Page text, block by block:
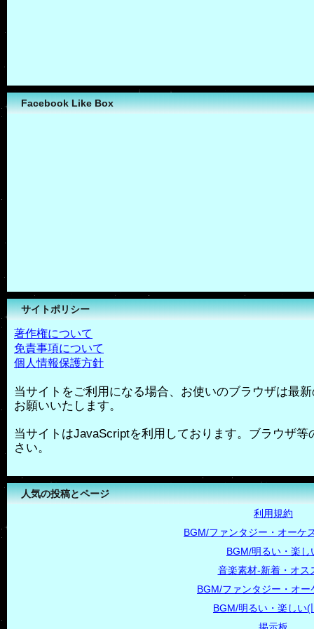
Facebook Like Box
サイトポリシー
著作権について
免責事項について
個人情報保護方針
当サイトをご利用になる場合、お使いのブラウザは最
お願いいたします。
当サイトはJavaScriptを利用しております。ブラウザ
さい。
人気の投稿とページ
利用規約
BGM/ファンタジー・オーケ
BGM/明るい・楽し
音楽素材-新着・オス
BGM/ファンタジー・オー
BGM/明るい・楽しい(